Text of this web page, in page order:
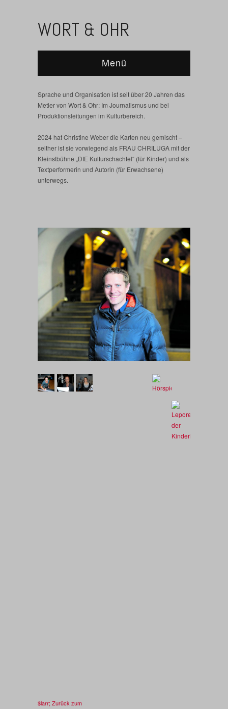
WORT & OHR
Menü
Sprache und Organisation ist seit über 20 Jahren das
Metier von Wort & Ohr: Im Journalismus und bei
Produktionsleitungen im Kulturbereich.
2024 hat Christine Weber die Karten neu gemischt –
seither ist sie vorwiegend als FRAU CHRILUGA mit der
Kleinstbühne „DIE Kulturschachtel“ (für Kinder) und als
Textperformerin und Autorin (für Erwachsene)
unterwegs.
$larr; Zurück zum